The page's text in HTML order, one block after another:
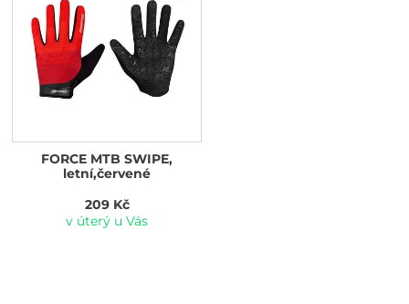
FORCE MTB SWIPE,
letní,červené
209 Kč
v úterý u Vás